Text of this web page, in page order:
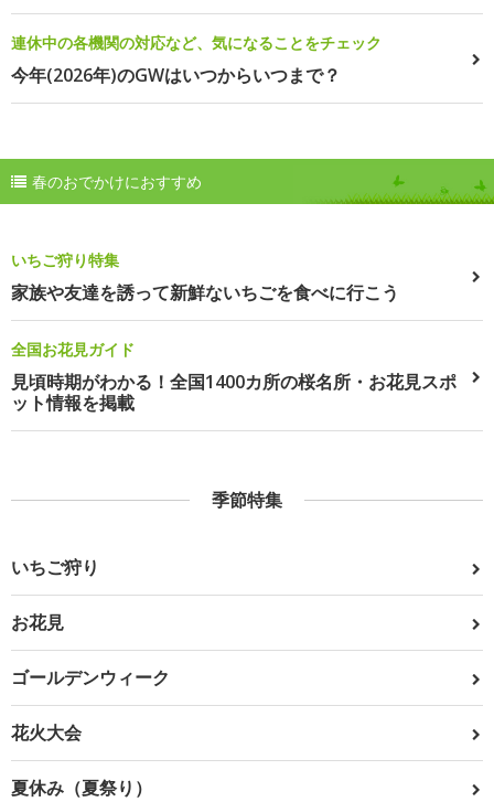
連休中の各機関の対応など、気になることをチェック
今年(2026年)のGWはいつからいつまで？
春のおでかけにおすすめ
いちご狩り特集
家族や友達を誘って新鮮ないちごを食べに行こう
全国お花見ガイド
見頃時期がわかる！全国1400カ所の桜名所・お花見スポ
ット情報を掲載
季節特集
いちご狩り
お花見
ゴールデンウィーク
花火大会
夏休み（夏祭り）